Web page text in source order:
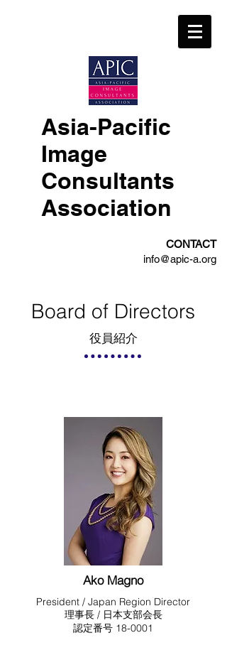
Asia-Pacific​
​Image
Consultants
Association
CONTACT
info@apic-a.org
Board of Directors
役員紹介
Ako Magno
President / Japan Region Director
理事長 / 日本支部会長
​認定番号 18-0001